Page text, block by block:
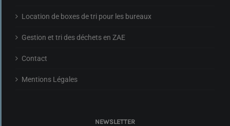
Location de boxes de tri pour les bureaux
Gestion et tri des déchets en ZAE
Contact
Mentions Légales
NEWSLETTER